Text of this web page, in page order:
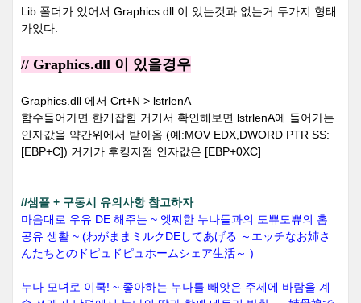
Lib 폴더가 있어서 Graphics.dll 이 있는것과 없는거 두가지 형태
가있다.
// Graphics.dll 이 있을경우
Graphics.dll 에서 Crt+N > lstrlenA
함수들어가면 한개잡힘 거기서 확인해보면 lstrlenA에 들어가는
인자값을 약간위에서 받아옴 (예:MOV EDX,DWORD PTR SS:
[EBP+C]) 거기가 후킹지점 인자값은 [EBP+0XC]
//샘플 + 구동시 유의사항 참고하자
마음대로 우유 DE 해주는 ~ 엣찌한 누나들과의 도쀼도쀼의 홈
공유 생활 ~ (わがままミルクDEしてあげる ～エッチなお姉さ
んたちとのドピュドピュホームシェア生活～ )
누나 모녀로 이쿡! ~ 좋아하는 누나를 빼앗은 주제에 바람을 계